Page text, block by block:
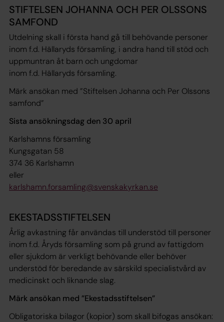
STIFTELSEN JOHANNA OCH PER OLSSONS
SAMFOND
Utdelning skall i första hand gå till behövande personer
inom f.d. Hällaryds församling, i andra hand till stöd och
uppmuntran åt barn och ungdomar
inom f.d. Hällaryds församling.
Märk ansökan med ”Stiftelsen Johanna och Per Olssons
samfond”
Sista ansökningsdag den 30 april
Karlshamns församling
Kungsgatan 58
374 36 Karlshamn
eller
karlshamn.forsamling@svenskakyrkan.se
EKESTADSSTIFTELSEN
Årlig avkastning får användas till understöd till personer
inom f.d. Åryds församling som på grund av fattigdom
eller sjukdom är verkligt behövande eller behöver
understöd för beredande av särskild specialistvård av
medicinskt och liknande slag.
Märk ansökan med ”Ekestadsstiftelsen”
Obligatoriska bilagor (kopior) som skall bifogas ansökan: